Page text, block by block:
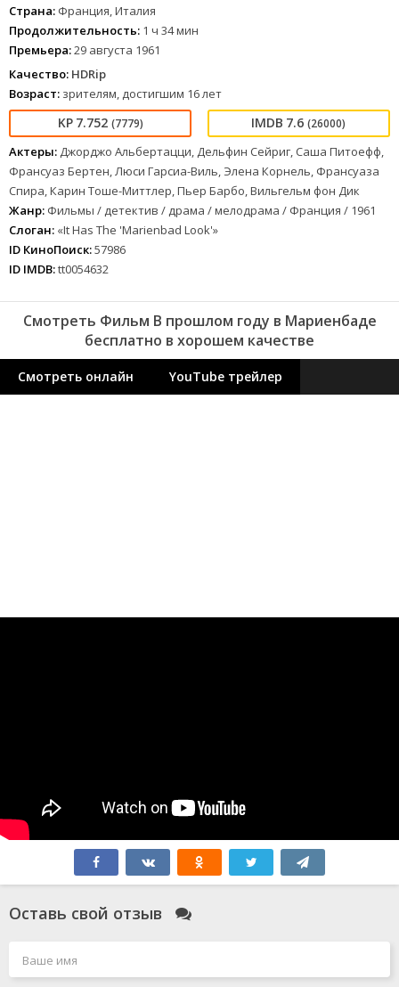
Страна: Франция, Италия
Продолжительность: 1 ч 34 мин
Премьера:29 августа 1961
Качество: HDRip
Возраст: зрителям, достигшим 16 лет
7.752 (7779) 7.6 (26000)
Актеры: Джорджо Альбертацци, Дельфин Сейриг, Саша Питоефф,
Франсуаз Бертен, Люси Гарсиа-Виль, Элена Корнель, Франсуаза
Спира, Карин Тоше-Миттлер, Пьер Барбо, Вильгельм фон Дик
Жанр: Фильмы / детектив / драма / мелодрама / Франция / 1961
Слоган: «It Has The 'Marienbad Look'»
ID КиноПоиск:57986
ID IMDB:tt0054632
Смотреть Фильм В прошлом году в Мариенбаде
бесплатно в хорошем качестве
Смотреть онлайн YouTube трейлер
Оставь свой отзыв